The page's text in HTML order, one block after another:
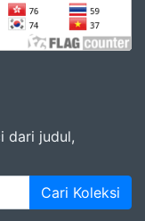
dari judul,
Cari Koleksi